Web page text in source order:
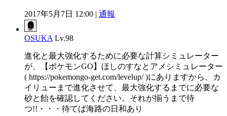
2017年5月7日 12:00 | 通報
OSUKA Lv.98
進化と最大強化するために必要な計算シミュレーター
が、【ポケモンGO】ほしのすなとアメシミュレーター
( https://pokemongo-get.com/levelup/ )にありますから、カ
イリューまで進化させて、最大強化するまでに必要な
砂と飴を確認してください。それが揃うまで待
つ!!・・・待てば海路の日和あり